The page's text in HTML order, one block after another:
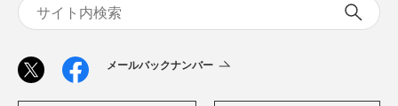
メールバックナンバー